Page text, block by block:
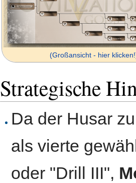
(Großansicht - hier
Strategische
Da der Husar
als vierte
oder "Drill III",